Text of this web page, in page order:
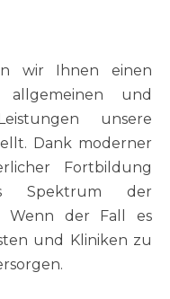
wir Ihnen einen
und
unsere
Dank moderner
Fortbildung
Spektrum der
Wenn der Fall es
und Kliniken zu